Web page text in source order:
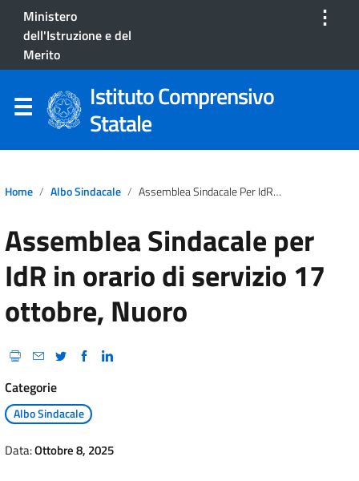
Ministero
dell'Istruzione e del
Merito
⋮
Istituto Comprensivo
Statale
Home Albo Sindacale Assemblea Sindacale Per IdR In Orario Di Servizio 17 Ottobre, Nuoro
Assemblea Sindacale per
IdR in orario di servizio 17
ottobre, Nuoro
Categorie
Albo Sindacale
Data:Ottobre 8, 2025